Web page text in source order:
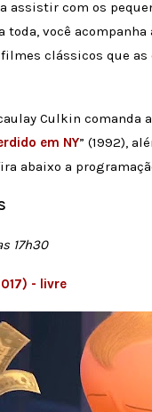
assistir com os
você
clássicos que
Culkin comanda
em NY” (1992),
abaixo a
17h30
- livre